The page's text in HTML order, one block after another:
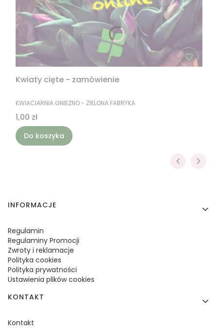
Kwiaty cięte - zamówienie
PRODUCENT
KWIACIARNIA GNIEZNO - ZIELONA FABRYKA
Cena
1,00 zł
Do koszyka
Linki w stopce
INFORMACJE
Regulamin
Regulaminy Promocji
Zwroty i reklamacje
Polityka cookies
Polityka prywatności
Ustawienia plików cookies
KONTAKT
Kontakt